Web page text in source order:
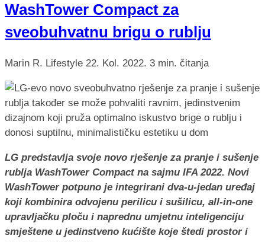
WashTower Compact za
sveobuhvatnu brigu o rublju
Marin R. Lifestyle 22. Kol. 2022. 3 min. čitanja
LG predstavlja svoje novo rješenje za pranje i sušenje
rublja WashTower Compact na sajmu IFA 2022. Novi
WashTower potpuno je integrirani dva-u-jedan uređaj
koji kombinira odvojenu perilicu i sušilicu, all-in-one
upravljačku ploču i naprednu umjetnu inteligenciju
smještene u jedinstveno kućište koje štedi prostor i